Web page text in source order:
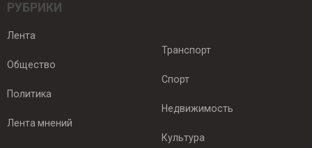
РУБРИКИ
Лента
Общество
Политика
Лента мнений
Транспорт
Спорт
Недвижимость
Культура